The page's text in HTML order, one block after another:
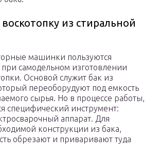
воскотопку из стиральной
машинки пользуются
самодельном изготовлении
Основой служит бак из
переоборудуют под емкость
сырья. Но в процессе работы,
специфический инструмент:
аппарат. Для
конструкции из бака,
обрезают и приваривают туда